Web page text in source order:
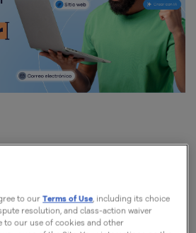
con IA: estrategias, ideas y
to ourTerms of Use, including its choice
resolution, and class-action waiver
to our use of cookies and other